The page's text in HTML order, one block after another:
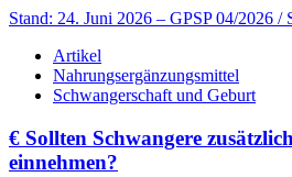
Stand: 24. Juni 2026 – GPSP 04/2026 /
Artikel
Nahrungsergänzungsmittel
Schwangerschaft und Geburt
€ Sollten Schwangere
einnehmen?